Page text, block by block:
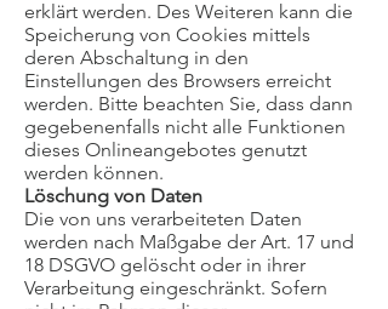
erklärt werden. Des Weiteren kann die
Speicherung von Cookies mittels
deren Abschaltung in den
Einstellungen des Browsers erreicht
werden. Bitte beachten Sie, dass dann
gegebenenfalls nicht alle Funktionen
dieses Onlineangebotes genutzt
werden können.
Löschung von Daten
Die von uns verarbeiteten Daten
werden nach Maßgabe der Art. 17 und
18 DSGVO gelöscht oder in ihrer
Verarbeitung eingeschränkt. Sofern